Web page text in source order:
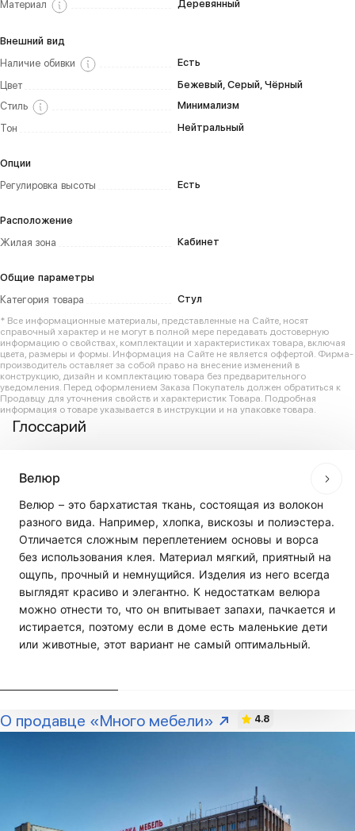
Материал
Деревянный
Внешний вид
Наличие обивки
Есть
Цвет
Бежевый, Серый, Чёрный
Стиль
Минимализм
Тон
Нейтральный
Опции
Регулировка высоты
Есть
Расположение
Жилая зона
Кабинет
Общие параметры
Категория товара
Стул
* Все информационные материалы, представленные на Сайте, носят
справочный характер и не могут в полной мере передавать достоверную
информацию о свойствах, комплектации и характеристиках товара, включая
цвета, размеры и формы. Информация на Сайте не является оффертой. Фирма-
производитель оставляет за собой право на внесение изменений в
конструкцию, дизайн и комплектацию товара без предварительного
уведомления. Перед оформлением Заказа Покупатель должен обратиться к
Продавцу для уточнения свойств и характеристик Товара. Подробная
информация о товаре указывается в инструкции и на упаковке товара.
Глоссарий
Велюр
Велюр – это бархатистая ткань, состоящая из волокон
разного вида. Например, хлопка, вискозы и полиэстера.
Отличается сложным переплетением основы и ворса
без использования клея. Материал мягкий, приятный на
ощупь, прочный и немнущийся. Изделия из него всегда
выглядят красиво и элегантно. К недостаткам велюра
можно отнести то, что он впитывает запахи, пачкается и
истирается, поэтому если в доме есть маленькие дети
или животные, этот вариант не самый оптимальный.
О продавце «Много мебели» 4.8